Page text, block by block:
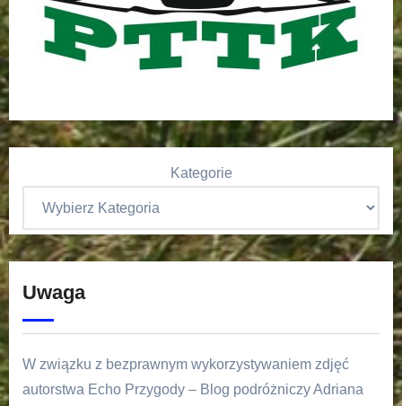
Kategorie
Uwaga
W związku z bezprawnym wykorzystywaniem zdjęć
autorstwa Echo Przygody – Blog podróżniczy Adriana